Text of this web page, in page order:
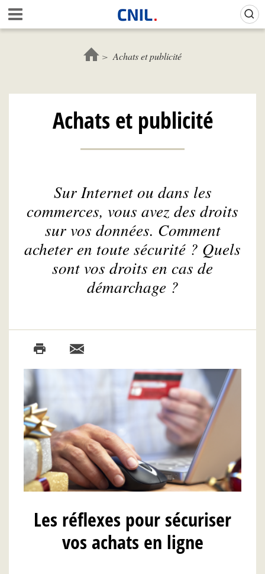
Aller
au
contenu
c
u
l
C
N
Achats et publicité
Achats et publicité
Sur Internet ou dans les
commerces, vous avez des droits
sur vos données. Comment
acheter en toute sécurité ? Quels
sont vos droits en cas de
démarchage ?
Les réflexes pour sécuriser
vos achats en ligne
Gestion de vos préférences sur les cookies (témoins de connexion)